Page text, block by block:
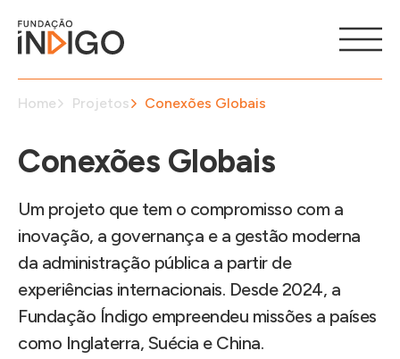
Home Projetos Conexões Globais
Conexões Globais
Um projeto que tem o compromisso com a
inovação, a governança e a gestão moderna
da administração pública a partir de
experiências internacionais. Desde 2024, a
Fundação Índigo empreendeu missões a países
como Inglaterra, Suécia e China.